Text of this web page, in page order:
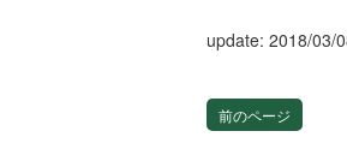
update: 2018/03/
前のページ